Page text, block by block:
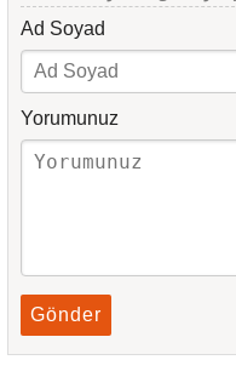
Ad Soyad
Yorumunuz
Gönder